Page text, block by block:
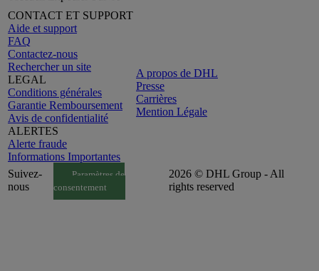
CONTACT ET SUPPORT
Aide et support
FAQ
Contactez-nous
Rechercher un site
LEGAL
Conditions générales
Garantie Remboursement
Avis de confidentialité
ALERTES
Alerte fraude
Informations Importantes
A propos de DHL
Presse
Carrières
Mention Légale
Suivez-
nous
Paramètres de
consentement
2026 © DHL Group - All
rights reserved